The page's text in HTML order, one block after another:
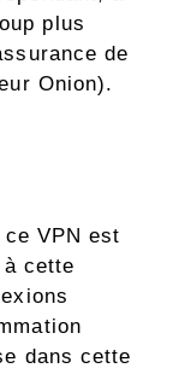
plus
de
Onion).
VPN est
cette
dans cette